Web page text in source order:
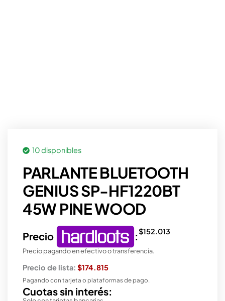
10 disponibles
PARLANTE BLUETOOTH
GENIUS SP-HF1220BT
45W PINE WOOD
Precio :$152.013
Precio pagando en efectivo o transferencia.
Precio de lista: $174.815
Pagando con tarjeta o plataformas de pago.
Cuotas sin interés: